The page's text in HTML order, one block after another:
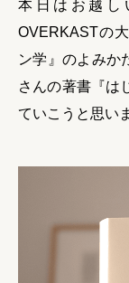
本日はお越し
OVERKASTの
ン学』のよみか
さんの著書『は
ていこうと思い